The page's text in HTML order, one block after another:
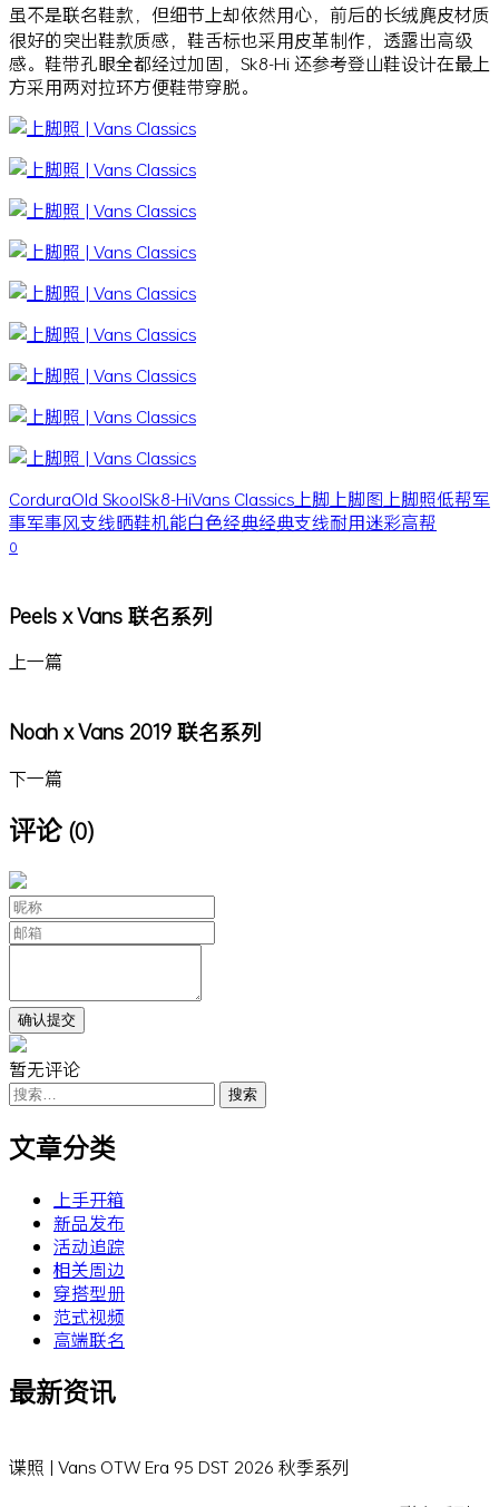
虽不是联名鞋款，但细节上却依然用心，前后的长绒麂皮材质
很好的突出鞋款质感，鞋舌标也采用皮革制作，透露出高级
感。鞋带孔眼全都经过加固，Sk8-Hi 还参考登山鞋设计在最上
方采用两对拉环方便鞋带穿脱。
CorduraOld SkoolSk8-HiVans Classics 上脚 上脚图 上脚照低帮军
事军事风支线晒鞋机能白色经典经典支线耐用迷彩高帮
0
Peels x Vans 联名系列
上一篇
Noah x Vans 2019 联名系列
下一篇
评论 (0)
暂无评论
搜
索：
文章分类
上手开箱
新品发布
活动追踪
相关周边
穿搭型册
范式视频
高端联名
最新资讯
谍照 | Vans OTW Era 95 DST 2026 秋季系列